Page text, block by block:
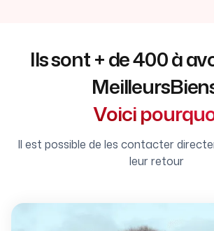
Ils sont + de 400 à
Voici
Il est possible de les contacter
leur retour